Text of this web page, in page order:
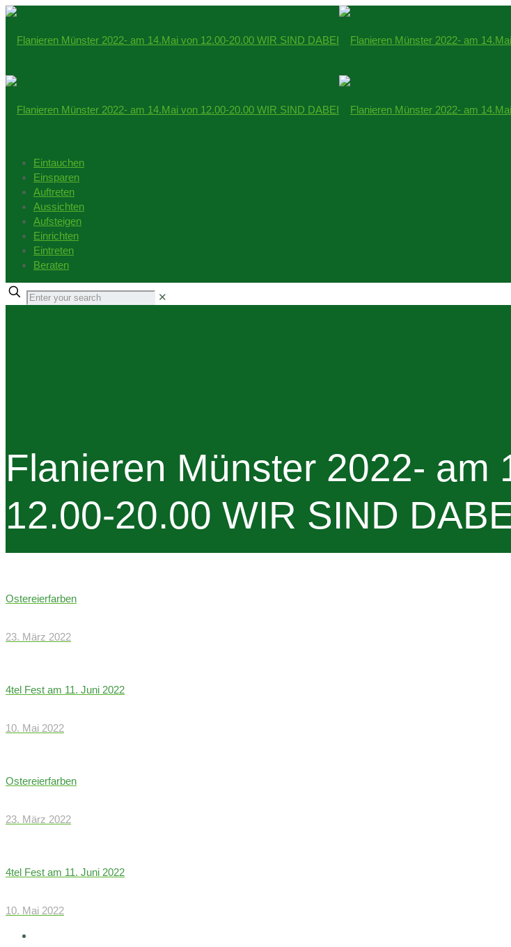
Eintauchen
Einsparen
Auftreten
Aussichten
Aufsteigen
Einrichten
Eintreten
Beraten
✕
Flanieren Münster 2022- am
12.00-20.00 WIR SIND
Ostereierfarben
23. März 2022
4tel Fest am 11. Juni 2022
10. Mai 2022
Ostereierfarben
23. März 2022
4tel Fest am 11. Juni 2022
10. Mai 2022